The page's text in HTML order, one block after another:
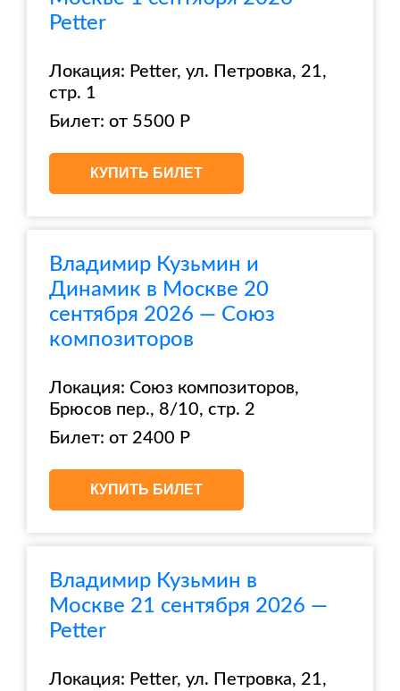
Petter
Локация: Petter, ул. Петровка, 21,
стр. 1
Билет: от 5500 Р
КУПИТЬ БИЛЕТ
Владимир Кузьмин и
Динамик в Москве 20
сентября 2026 — Союз
композиторов
Локация: Союз композиторов,
Брюсов пер., 8/10, стр. 2
Билет: от 2400 Р
КУПИТЬ БИЛЕТ
Владимир Кузьмин в
Москве 21 сентября 2026 —
Petter
Локация: Petter, ул. Петровка, 21,